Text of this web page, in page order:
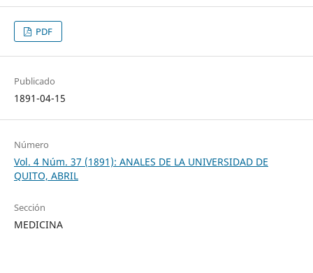
PDF
Publicado
1891-04-15
Número
Vol. 4 Núm. 37 (1891): ANALES DE LA UNIVERSIDAD DE
QUITO, ABRIL
Sección
MEDICINA